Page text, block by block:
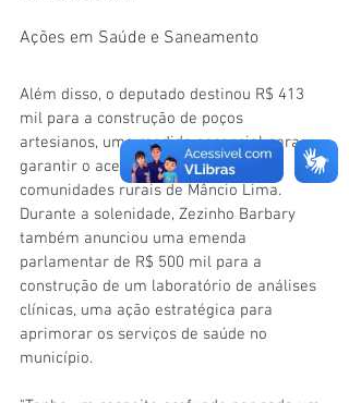
Ações em Saúde e Saneamento
Além disso, o deputado destinou R$ 413
mil para a construção de poços
artesianos, uma medida essencial para
garantir o acesso à água potável nas
comunidades rurais de Mâncio Lima.
Durante a solenidade, Zezinho Barbary
também anunciou uma emenda
parlamentar de R$ 500 mil para a
construção de um laboratório de análises
clínicas, uma ação estratégica para
aprimorar os serviços de saúde no
município.